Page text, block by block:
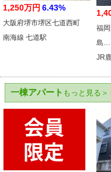
1,250万円 6.43%
大阪府堺市堺区七道西町
南海線 七道駅
福
島…
JR
一棟アパート もっと見る＞